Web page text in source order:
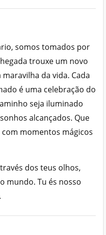
somos tomados por
trouxe um novo
da vida. Cada
é uma celebração do
seja iluminado
alcançados. Que
momentos mágicos
dos teus olhos,
mundo. Tu és nosso